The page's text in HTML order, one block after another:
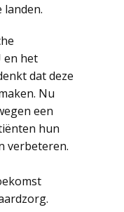
landen.
en het
dat deze
Nu
een
hun
verbeteren.